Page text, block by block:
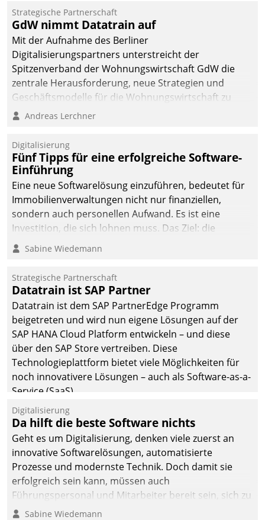
Unternehmen.
Strategische Partnerschaft
GdW nimmt Datatrain auf
Mit der Aufnahme des Berliner
Digitalisierungspartners unterstreicht der
Spitzenverband der Wohnungswirtschaft GdW die
zentrale Herausforderung, neue Strategien und
Geschäftsmodelle für die Wohnungswirtschaft zu
entwickeln.
Andreas Lerchner
Digitalisierung
Fünf Tipps für eine erfolgreiche Software-
Einführung
Eine neue Softwarelösung einzuführen, bedeutet für
Immobilienverwaltungen nicht nur finanziellen,
sondern auch personellen Aufwand. Es ist eine
Investition, die sich lohnen muss. Das Ziel: die
nachhaltige Optimierung der Geschäftsabläufe. Damit
dieses Ziel erreicht wird, sollten einige Grundregeln
Sabine Wiedemann
Strategische Partnerschaft
Datatrain ist SAP Partner
Datatrain ist dem SAP PartnerEdge Programm
beigetreten und wird nun eigene Lösungen auf der
SAP HANA Cloud Platform entwickeln – und diese
über den SAP Store vertreiben. Diese
Technologieplattform bietet viele Möglichkeiten für
noch innovativere Lösungen – auch als Software-as-a-
Service (SaaS).
Digitalisierung
Da hilft die beste Software nichts
Geht es um Digitalisierung, denken viele zuerst an
innovative Softwarelösungen, automatisierte
Prozesse und modernste Technik. Doch damit sie
erfolgreich sein kann, müssen auch
Führungspersonal und Mitarbeiter bereit sein, sich zu
verändern und anzupassen, sonst werden sie an ihr
Sabine Wiedemann